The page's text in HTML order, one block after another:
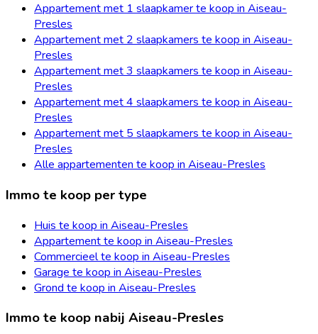
Appartement met 1 slaapkamer te koop in Aiseau-
Presles
Appartement met 2 slaapkamers te koop in Aiseau-
Presles
Appartement met 3 slaapkamers te koop in Aiseau-
Presles
Appartement met 4 slaapkamers te koop in Aiseau-
Presles
Appartement met 5 slaapkamers te koop in Aiseau-
Presles
Alle appartementen te koop in Aiseau-Presles
Immo te koop per type
Huis te koop in Aiseau-Presles
Appartement te koop in Aiseau-Presles
Commercieel te koop in Aiseau-Presles
Garage te koop in Aiseau-Presles
Grond te koop in Aiseau-Presles
Immo te koop nabij Aiseau-Presles